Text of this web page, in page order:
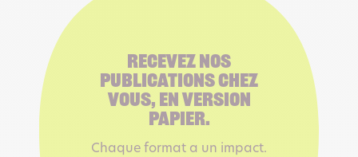
Recevez nos
publications chez
vous, en version
papier.
Chaque format a un impact.